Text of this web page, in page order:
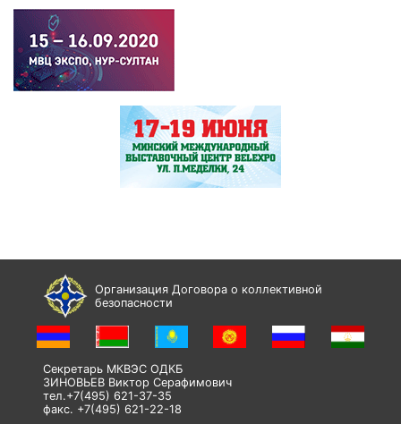
Организация Договора о коллективной
безопасности
Секретарь МКВЭС ОДКБ
ЗИНОВЬЕВ Виктор Серафимович
тел.+7(495) 621-37-35
факс. +7(495) 621-22-18